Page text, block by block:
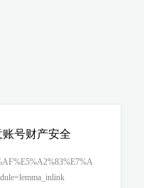
号财产安全